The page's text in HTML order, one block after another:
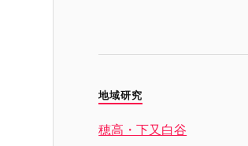
地域研究
穂高・下又白谷